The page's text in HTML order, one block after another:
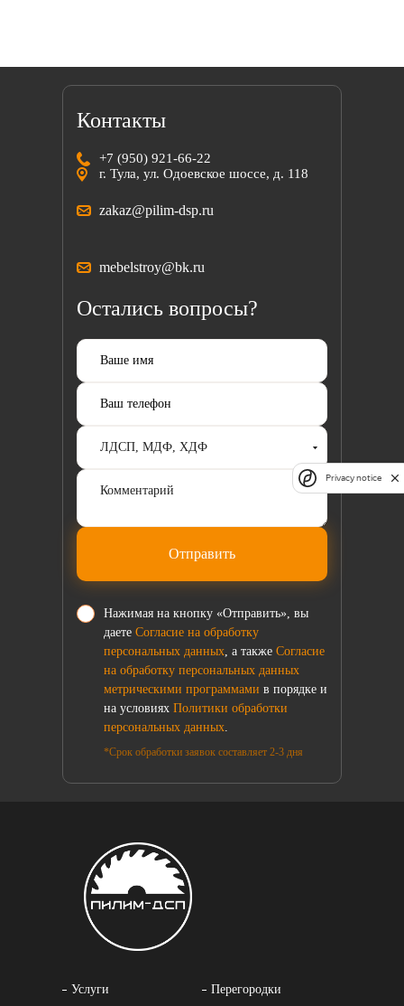
Контакты
+7 (950) 921-66-22
г. Тула, ул. Одоевское шоссе, д. 118
zakaz@pilim-dsp.ru
mebelstroy@bk.ru
Остались вопросы?
Отправить
Нажимая на кнопку «Отправить», вы
даете Согласие на обработку
персональных данных, а также Согласие
на обработку персональных данных
метрическими программами в порядке и
на условиях Политики обработки
персональных данных.
*Срок обработки заявок составляет 2-3 дня
Услуги Перегородки
Privacy notice